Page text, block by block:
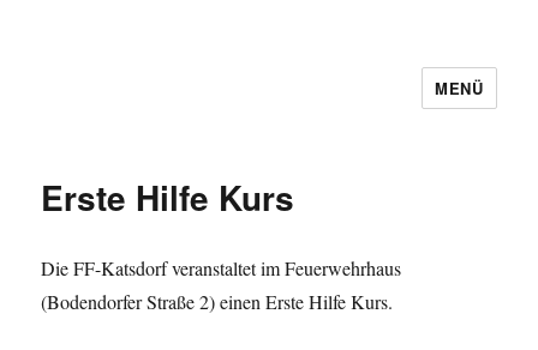
MENÜ
Erste Hilfe Kurs
Die FF-Katsdorf veranstaltet im Feuerwehrhaus
(Bodendorfer Straße 2) einen Erste Hilfe Kurs.